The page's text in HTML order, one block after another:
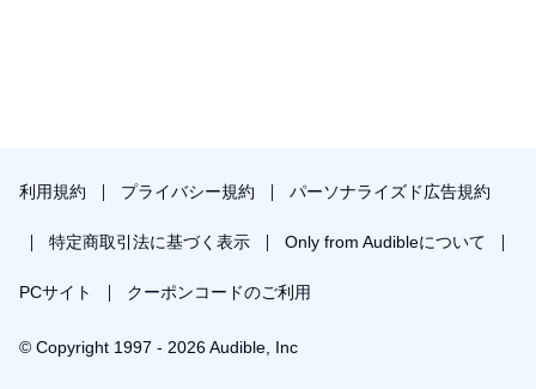
利用規約 プライバシー規約 パーソナライズド広告規約
特定商取引法に基づく表示 Only from Audibleについて
PCサイト クーポンコードのご利用
© Copyright 1997 - 2026 Audible, Inc